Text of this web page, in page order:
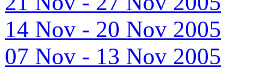
14 Nov - 20 Nov 2005
07 Nov - 13 Nov 2005